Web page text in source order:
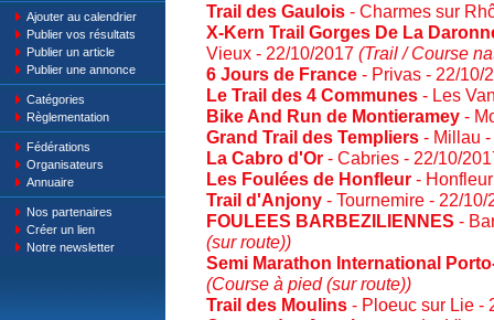
Ajouter au calendrier
Publier vos résultats
Publier un article
Publier une annonce
Catégories
Règlementation
Fédérations
Organisateurs
Annuaire
Nos partenaires
Créer un lien
Notre newsletter
Trail des Gaulois - Charmes sur
X-Kern Trail Gorges De La
Vieux - 22/10/2017 (Trail / Course
6 Jours de France - Privas - 22/10/
Le Trail des 4 Communes - Les
Bike And Run de Montieramey -
Grand Trail des Templiers - Millau
La Cabro d'Or - Cabries - 22/10/
Les Foulées de Honfleur -
Trail d'Anjony - Tournemire - 22/
FOULEES BARBEZILIENNES -
(sur route))
Semi Marathon International
(Course à pied (sur route))
Trail des Moulins - Ploeuc sur Lie -